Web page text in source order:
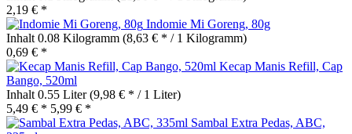
2,19 € *
Indomie Mi Goreng, 80g
Inhalt 0.08 Kilogramm (8,63 € * / 1 Kilogramm)
0,69 € *
Kecap Manis Refill, Cap
Bango, 520ml
Inhalt 0.55 Liter(9,98 € * / 1 Liter)
5,49 € * 5,99 € *
Sambal Extra Pedas, ABC,